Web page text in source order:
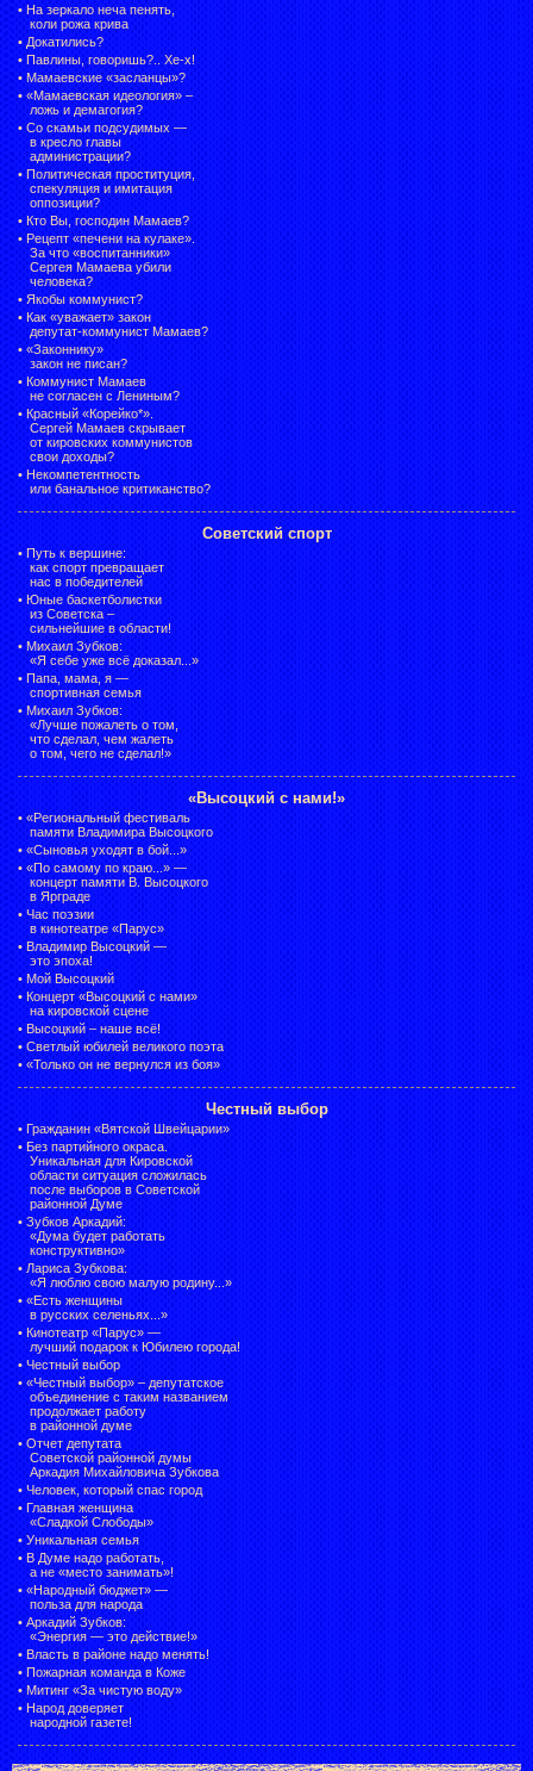
• На зеркало неча пенять,
коли рожа крива
• Докатились?
• Павлины, говоришь?.. Хе-х!
• Мамаевские «засланцы»?
• «Мамаевская идеология» –
ложь и демагогия?
• Со скамьи подсудимых —
в кресло главы
администрации?
• Политическая проституция,
спекуляция и имитация
оппозиции?
• Кто Вы, господин Мамаев?
• Рецепт «печени на кулаке».
За что «воспитанники»
Сергея Мамаева убили
человека?
• Якобы коммунист?
• Как «уважает» закон
депутат-коммунист Мамаев?
• «Законнику»
закон не писан?
• Коммунист Мамаев
не согласен с Лениным?
• Красный «Корейко*».
Сергей Мамаев скрывает
от кировских коммунистов
свои доходы?
• Некомпетентность
или банальное критиканство?
Советский спорт
• Путь к вершине:
как спорт превращает
нас в победителей
• Юные баскетболистки
из Советска –
сильнейшие в области!
• Михаил Зубков:
«Я себе уже всё доказал...»
• Папа, мама, я —
спортивная семья
• Михаил Зубков:
«Лучше пожалеть о том,
что сделал, чем жалеть
о том, чего не сделал!»
«Высоцкий с нами!»
• «Региональный фестиваль
памяти Владимира Высоцкого
• «Сыновья уходят в бой...»
• «По самому по краю...» —
концерт памяти В. Высоцкого
в Ярграде
• Час поэзии
в кинотеатре «Парус»
• Владимир Высоцкий —
это эпоха!
• Мой Высоцкий
• Концерт «Высоцкий с нами»
на кировской сцене
• Высоцкий – наше всё!
• Светлый юбилей великого поэта
• «Только он не вернулся из боя»
Честный выбор
• Гражданин «Вятской Швейцарии»
• Без партийного окраса.
Уникальная для Кировской
области ситуация сложилась
после выборов в Советской
районной Думе
• Зубков Аркадий:
«Дума будет работать
конструктивно»
• Лариса Зубкова:
«Я люблю свою малую родину...»
• «Есть женщины
в русских селеньях...»
• Кинотеатр «Парус» —
лучший подарок к Юбилею города!
• Честный выбор
• «Честный выбор» – депутатское
объединение с таким названием
продолжает работу
в районной думе
• Отчет депутата
Советской районной думы
Аркадия Михайловича Зубкова
• Человек, который спас город
• Главная женщина
«Сладкой Слободы»
• Уникальная семья
• В Думе надо работать,
а не «место занимать»!
• «Народный бюджет» —
польза для народа
• Аркадий Зубков:
«Энергия — это действие!»
• Власть в районе надо менять!
• Пожарная команда в Коже
• Митинг «За чистую воду»
• Народ доверяет
народной газете!